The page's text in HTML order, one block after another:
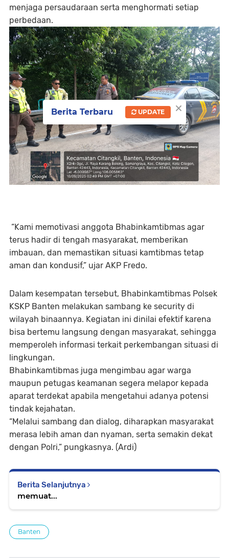
menjaga persaudaraan serta menghormati setiap
perbedaan.
“Kami memotivasi anggota Bhabinkamtibmas agar
terus hadir di tengah masyarakat, memberikan
imbauan, dan memastikan situasi kamtibmas tetap
aman dan kondusif,” ujar AKP Fredo.
Dalam kesempatan tersebut, Bhabinkamtibmas Polsek
KSKP Banten melakukan sambang ke security di
wilayah binaannya. Kegiatan ini dinilai efektif karena
bisa bertemu langsung dengan masyarakat, sehingga
memperoleh informasi terkait perkembangan situasi di
lingkungan.
Bhabinkamtibmas juga mengimbau agar warga
maupun petugas keamanan segera melapor kepada
aparat terdekat apabila mengetahui adanya potensi
tindak kejahatan.
“Melalui sambang dan dialog, diharapkan masyarakat
merasa lebih aman dan nyaman, serta semakin dekat
dengan Polri,” pungkasnya. (Ardi)
Berita Selanjutnya
memuat...
Banten
×
Berita Terbaru UPDATE